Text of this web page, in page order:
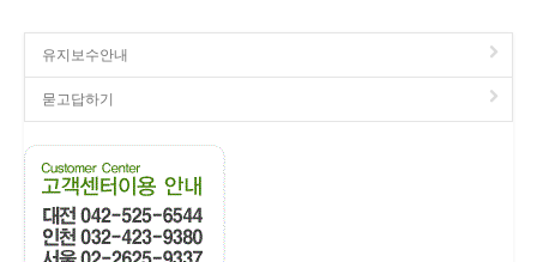
유지보수안내
묻고답하기